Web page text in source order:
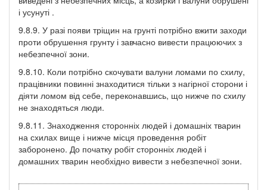
і усунуті .
9.8.9. У разі появи тріщин на грунті потрібно вжити заходи
проти обрушення грунту і завчасно вивести працюючих з
небезпечної зони.
9.8.10. Коли потрібно скочувати валуни ломами по схилу,
працівники повинні знаходитися тільки з нагірної сторони і
діяти ломом від себе, переконавшись, що нижче по схилу
не знаходяться люди.
9.8.11. Знаходження сторонніх людей і домашніх тварин
на схилах вище і нижче місця проведення робіт
заборонено. До початку робіт сторонніх людей і
домашних тварин необхідно вивести з небезпечної зони.